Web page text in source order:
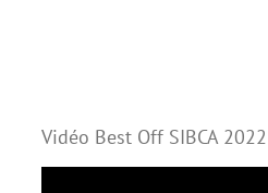
Vidéo Best Off SIBCA 2022